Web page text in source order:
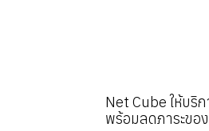
Net Cube ให้บริ
พร้อมลดภาระขอ